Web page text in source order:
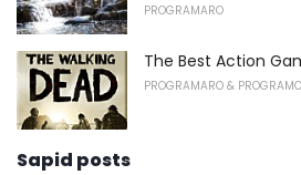
PROGRAMARO
The Best Action
PROGRAMARO &
Sapid posts